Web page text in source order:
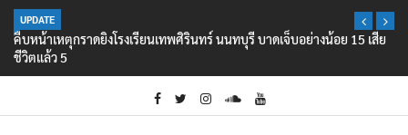
UPDATE
คืบหน้าเหตุกราดยิงโรงเรียนเทพศิรินทร์ นนทบุรี บาดเจ็บอย่างน้อย 15 เสีย
ชีวิตแล้ว 5